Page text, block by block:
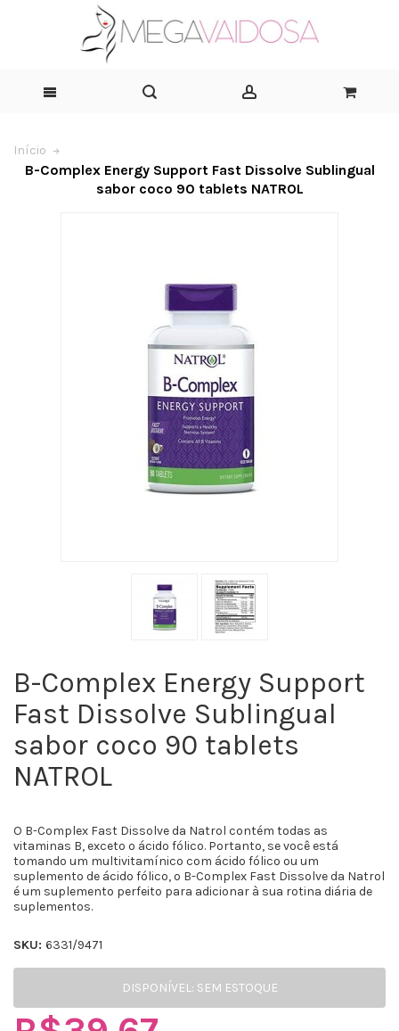
Início
B-Complex Energy Support Fast Dissolve Sublingual
sabor coco 90 tablets NATROL
B-Complex Energy Support
Fast Dissolve Sublingual
sabor coco 90 tablets
NATROL
O B-Complex Fast Dissolve da Natrol contém todas as
vitaminas B, exceto o ácido fólico. Portanto, se você está
tomando um multivitamínico com ácido fólico ou um
suplemento de ácido fólico, o B-Complex Fast Dissolve da Natrol
é um suplemento perfeito para adicionar à sua rotina diária de
suplementos.
SKU: 6331/9471
DISPONÍVEL: SEM ESTOQUE